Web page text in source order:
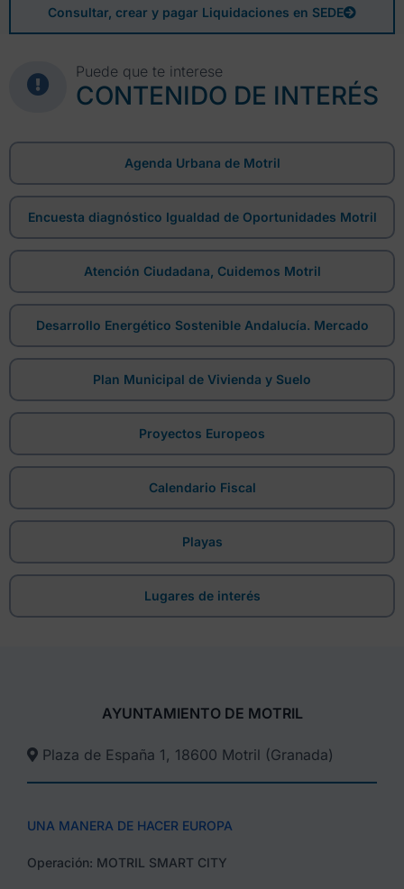
Consultar, crear y pagar Liquidaciones en SEDE
Puede que te interese
CONTENIDO DE INTERÉS
Agenda Urbana de Motril
Encuesta diagnóstico Igualdad de Oportunidades Motril
Atención Ciudadana, Cuidemos Motril
Desarrollo Energético Sostenible Andalucía. Mercado
Plan Municipal de Vivienda y Suelo
Proyectos Europeos
Calendario Fiscal
Playas
Lugares de interés
AYUNTAMIENTO DE MOTRIL
Plaza de España 1, 18600 Motril (Granada)​
UNA MANERA DE HACER EUROPA
Operación: MOTRIL SMART CITY